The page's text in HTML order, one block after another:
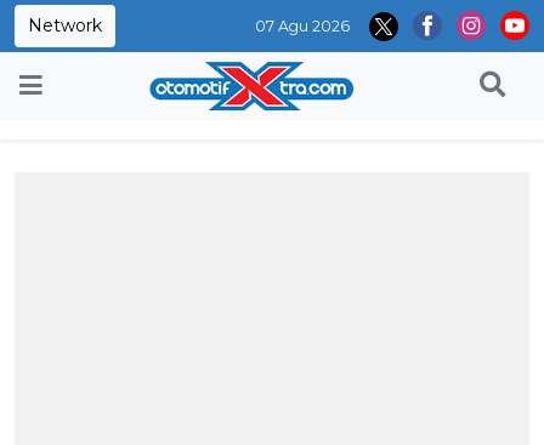
Network 07 Agu 2026